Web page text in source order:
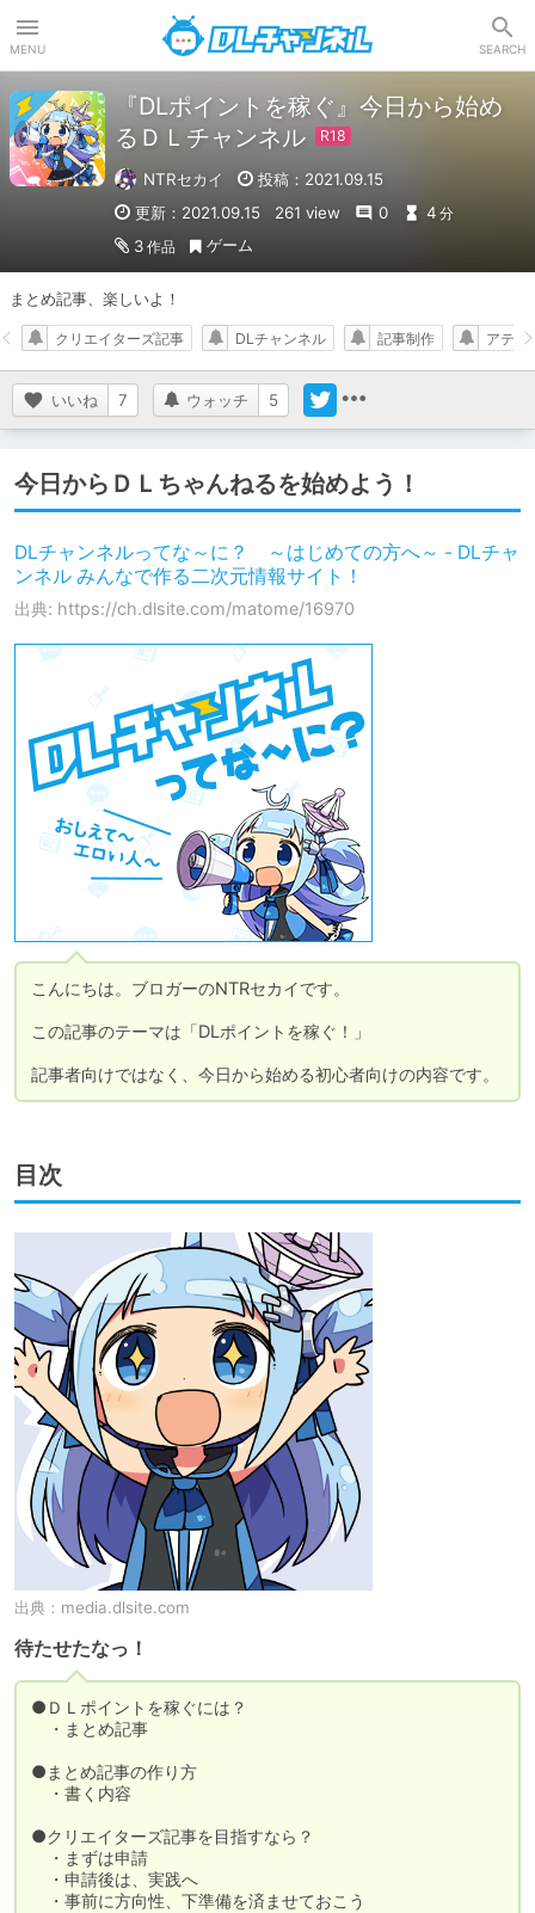
MENU SEARCH
『DLポイントを稼ぐ』今日から始め
るＤＬチャンネル
NTRセカイ
投稿：2021.09.15
更新：2021.09.15
261 view 0 4 分
3 作品 ゲーム
まとめ記事、楽しいよ！
いいね 7 ウォッチ 5
クリエイターズ記事 DLチャンネル 記事制作 アテナ
今日からＤＬちゃんねるを始めよう！
DLチャンネルってな～に？ ～はじめての方へ～ - DLチャ
ンネル みんなで作る二次元情報サイト！
出典: https://ch.dlsite.com/matome/16970
こんにちは。ブロガーのNTRセカイです。
この記事のテーマは「DLポイントを稼ぐ！」
記事者向けではなく、今日から始める初心者向けの内容です。
目次
出典： media.dlsite.com
待たせたなっ！
●ＤＬポイントを稼ぐには？
・まとめ記事
●まとめ記事の作り方
・書く内容
●クリエイターズ記事を目指すなら？
・まずは申請
・申請後は、実践へ
・事前に方向性、下準備を済ませておこう